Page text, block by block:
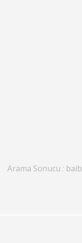
Arama Sonucu : baib